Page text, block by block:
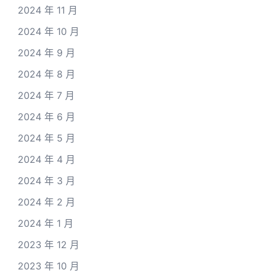
2024 年 11 月
2024 年 10 月
2024 年 9 月
2024 年 8 月
2024 年 7 月
2024 年 6 月
2024 年 5 月
2024 年 4 月
2024 年 3 月
2024 年 2 月
2024 年 1 月
2023 年 12 月
2023 年 10 月